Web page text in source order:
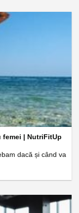
| NutriFitUp
dacă și când va